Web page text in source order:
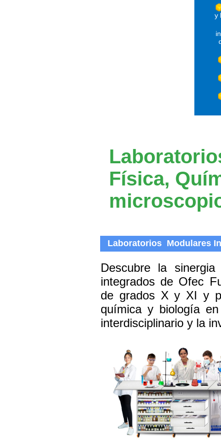
y
Física,
Laboratorios Modulares
Descubre la
integrados de Ofec
de grados X y XI y
química y biología
interdisciplinario y la